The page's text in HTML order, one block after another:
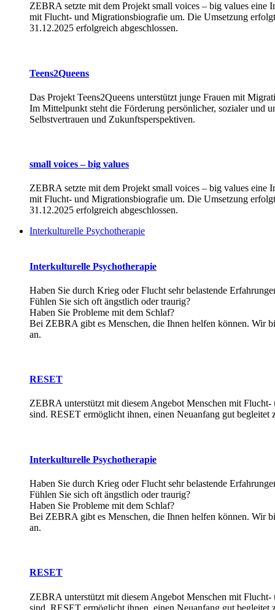
ZEBRA setzte mit dem Projekt small voices – big values eine
mit Flucht- und Migrationsbiografie um. Die Umsetzung
31.12.2025 erfolgreich abgeschlossen.
Teens2Queens
Das Projekt Teens2Queens unterstützt junge Frauen mit
Im Mittelpunkt steht die Förderung persönlicher, sozialer und
Selbstvertrauen und Zukunftsperspektiven.
small voices – big values
ZEBRA setzte mit dem Projekt small voices – big values eine
mit Flucht- und Migrationsbiografie um. Die Umsetzung
31.12.2025 erfolgreich abgeschlossen.
Interkulturelle Psychotherapie
Interkulturelle Psychotherapie
Haben Sie durch Krieg oder Flucht sehr belastende
Fühlen Sie sich oft ängstlich oder traurig?
Haben Sie Probleme mit dem Schlaf?
Bei ZEBRA gibt es Menschen, die Ihnen helfen können. Wir
an.
RESET
ZEBRA unterstützt mit diesem Angebot Menschen mit
sind. RESET ermöglicht ihnen, einen Neuanfang gut begleitet
Interkulturelle Psychotherapie
Haben Sie durch Krieg oder Flucht sehr belastende
Fühlen Sie sich oft ängstlich oder traurig?
Haben Sie Probleme mit dem Schlaf?
Bei ZEBRA gibt es Menschen, die Ihnen helfen können. Wir
an.
RESET
ZEBRA unterstützt mit diesem Angebot Menschen mit
sind. RESET ermöglicht ihnen, einen Neuanfang gut begleitet